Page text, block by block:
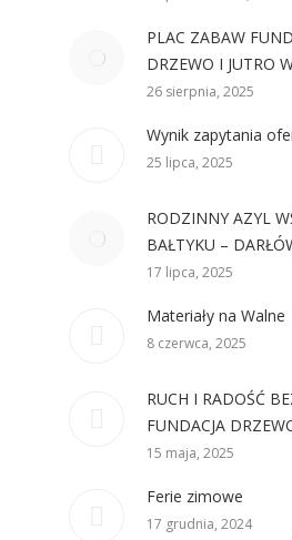
PLAC ZABAW
DRZEWO I JUTRO
26 sierpnia, 2025
Wynik zapytania
25 lipca, 2025
RODZINNY AZYL
BAŁTYKU –
17 lipca, 2025
Materiały na Walne
8 czerwca, 2025
RUCH I RADOŚĆ
FUNDACJA
15 maja, 2025
Ferie zimowe
17 grudnia, 2024